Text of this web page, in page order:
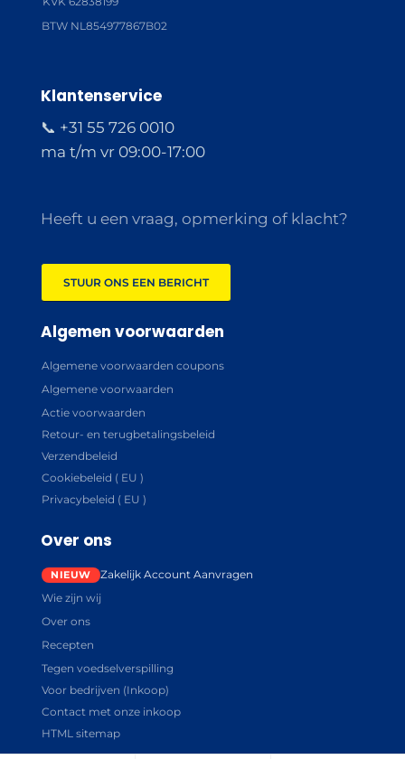
BTW NL854977867B02
Klantenservice
📞 +31 55 726 0010
ma t/m vr 09:00-17:00
Heeft u een vraag, opmerking of klacht?
STUUR ONS EEN BERICHT
Algemen voorwaarden
Algemene voorwaarden coupons
Algemene voorwaarden
Actie voorwaarden
Retour- en terugbetalingsbeleid
Verzendbeleid
Cookiebeleid ( EU )
Privacybeleid ( EU )
Over ons
Zakelijk Account Aanvragen
Wie zijn wij
Over ons
Recepten
Tegen voedselverspilling
Voor bedrijven (Inkoop)
Contact met onze inkoop
HTML sitemap